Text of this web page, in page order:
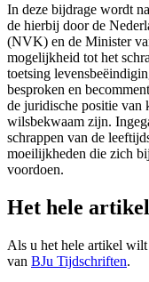
In deze bijdrage wordt
de hierbij door de
(NVK) en de Minister
mogelijkheid tot het
toetsing
besproken en
de juridische positie van
wilsbekwaam zijn.
schrappen van de
moeilijkheden die zich
voordoen.
Het hele
Als u het hele artikel
van BJu Tijdschriften.